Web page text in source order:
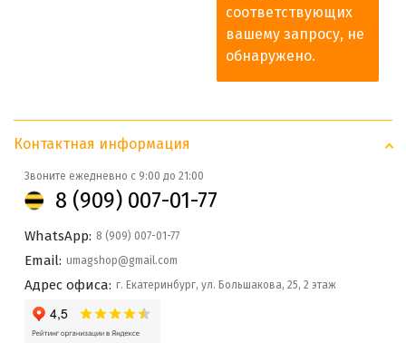
соответствующих
вашему запросу, не
обнаружено.
Контактная информация
Звоните ежедневно с 9:00 до 21:00
8 (909) 007-01-77
WhatsApp: 8 (909) 007-01-77
Email: umagshop@gmail.com
Адрес офиса: г. Екатеринбург, ул. Большакова, 25, 2 этаж